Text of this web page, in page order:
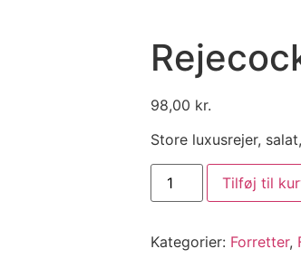
98,00 kr.
Store luxusrejer,
Tilføj til
Kategorier: Forretter,